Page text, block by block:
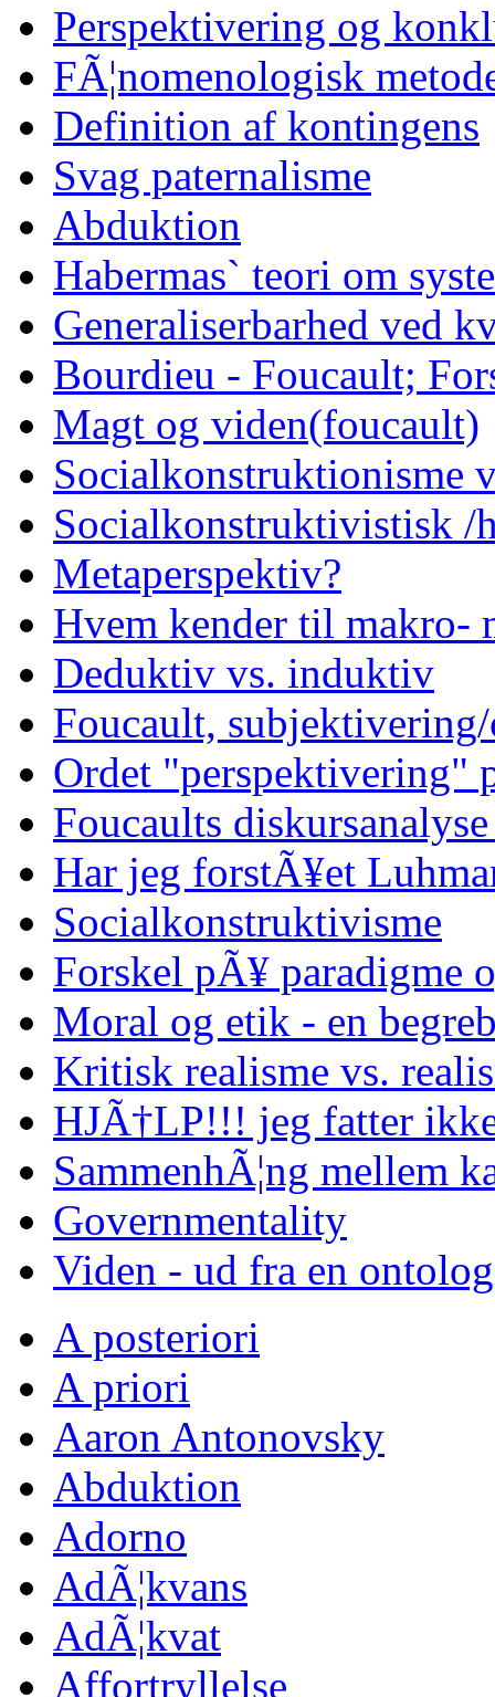
Perspektivering og
FÃ¦nomenologisk
Definition af kontingens
Svag paternalisme
Abduktion
Habermas` teori om
Generaliserbarhed ved
Bourdieu - Foucault;
Magt og viden(foucault)
Socialkonstruktionisme
Socialkonstruktivistisk /
Metaperspektiv?
Hvem kender til makro-
Deduktiv vs. induktiv
Foucault,
Ordet "perspektivering"
Foucaults
Har jeg forstÃ¥et
Socialkonstruktivisme
Forskel pÃ¥ paradigme
Moral og etik - en
Kritisk realisme vs.
HJÃ†LP!!! jeg fatter
SammenhÃ¦ng mellem
Governmentality
Viden - ud fra en
A posteriori
A priori
Aaron Antonovsky
Abduktion
Adorno
AdÃ¦kvans
AdÃ¦kvat
Affortryllelse